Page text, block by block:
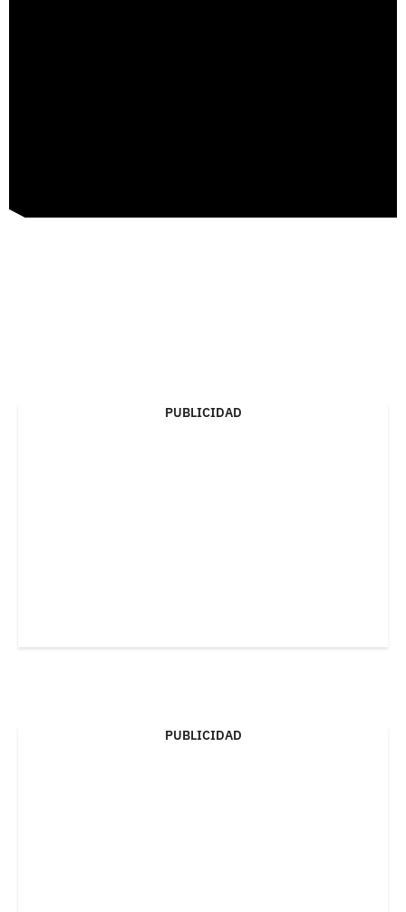
PUBLICIDAD
PUBLICIDAD